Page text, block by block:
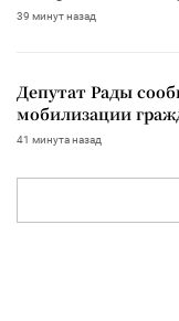
39 минут назад
Депутат Рады
мобилизации
41 минута назад